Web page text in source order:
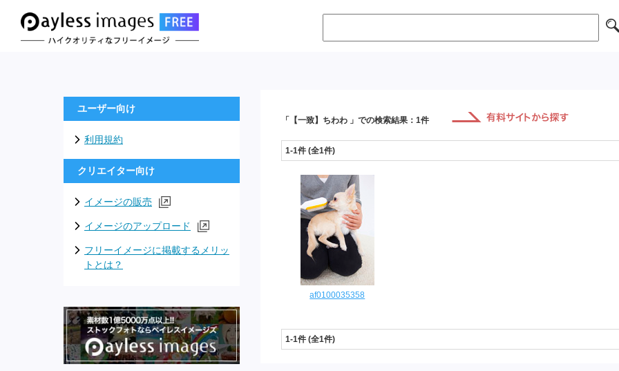
「【一致】ちわわ 」での検索結果：1件
1-1件 (全1件)
af0100035358
1-1件 (全1件)
ユーザー向け
利用規約
クリエイター向け
イメージの販売
イメージのアップロード
フリーイメージに掲載するメリッ
トとは？